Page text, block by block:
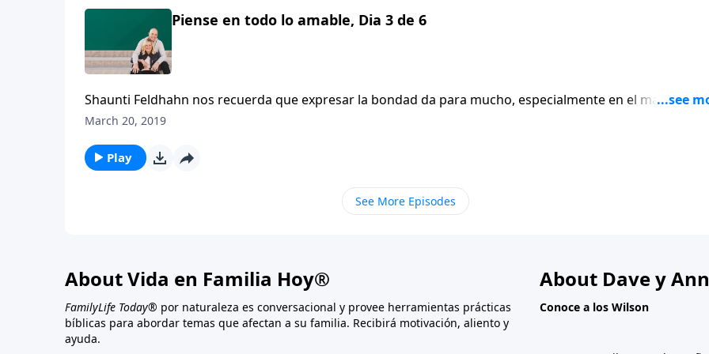
Piense en todo lo amable, Dia 3 de 6
Shaunti Feldhahn nos recuerda que expresar la bondad da para mucho, especialmente en el
Cuando un cónyuge comienza a notar que su pareja ha dejado de señalar lo negativo, ambos
negativo ni de frente ni a ante otros, luego haga un elogio y, finalmente, siga con un acto de bondad.
March 20, 2019
Play
See More Episodes
About Vida en Familia Hoy®
FamilyLife Today® por naturaleza es conversacional y provee herramientas prácticas
bíblicas para abordar temas que afectan a su familia. Recibirá motivación, aliento y
ayuda.
About Dave y
Conoce a los Wilson